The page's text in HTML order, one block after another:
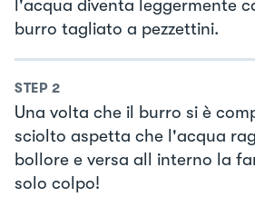
l'acqua diventa leggermente
burro tagliato a pezzettini.
STEP 2
Una volta che il burro si è
sciolto aspetta che l'acqua
bollore e versa all interno la
solo colpo!